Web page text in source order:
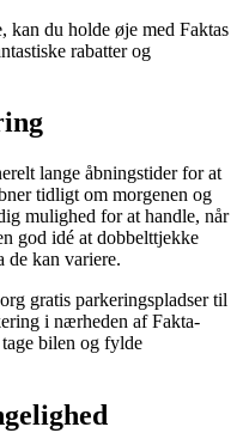
kan du holde øje med Faktas
rabatter og
lange åbningstider for at
tidligt om morgenen og
mulighed for at handle, når
god idé at dobbelttjekke
de kan variere.
gratis parkeringspladser til
i nærheden af Fakta-
bilen og fylde